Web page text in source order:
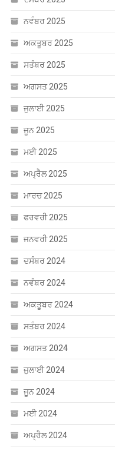
ਨਵੰਬਰ 2025
ਅਕਤੂਬਰ 2025
ਸਤੰਬਰ 2025
ਅਗਸਤ 2025
ਜੁਲਾਈ 2025
ਜੂਨ 2025
ਮਈ 2025
ਅਪ੍ਰੈਲ 2025
ਮਾਰਚ 2025
ਫਰਵਰੀ 2025
ਜਨਵਰੀ 2025
ਦਸੰਬਰ 2024
ਨਵੰਬਰ 2024
ਅਕਤੂਬਰ 2024
ਸਤੰਬਰ 2024
ਅਗਸਤ 2024
ਜੁਲਾਈ 2024
ਜੂਨ 2024
ਮਈ 2024
ਅਪ੍ਰੈਲ 2024